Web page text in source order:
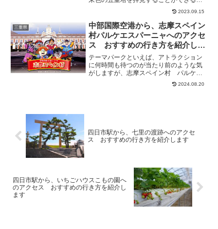
緒あるお寺です。709年に阿漕ヶ浦の漁師
の網により観音像が出現して、安置した
のが始まりと伝えられている。趣きのあ
る大きなお社で一度、...
2023.09.15
三重県
中部国際空港から、志摩スペイン
村パルケエスパーニャへのアクセ
ス おすすめの行き方を紹介しま
す
テーマパークといえば、アトラクション
に何時間も待つのが当たり前のような気
がしますが、志摩スペイン村 パルケエ
スパーニャは、ほとんど待たずに利用で
きます。新しいアトラクションは多少待
2024.08.20
四日市駅から、七里の渡跡へのアクセ
ス おすすめの行き方を紹介します
四日市駅から、いちごハウスこもの園へ
のアクセス おすすめの行き方を紹介し
ます